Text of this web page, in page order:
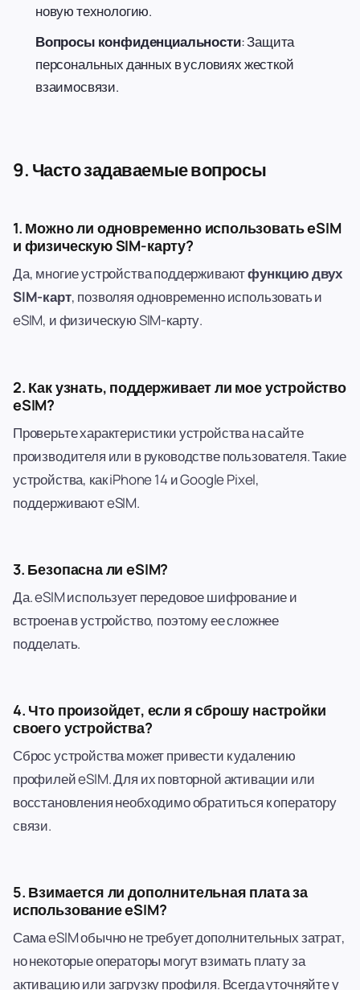
новую технологию.
Вопросы конфиденциальности: Защита
персональных данных в условиях жесткой
взаимосвязи.
9. Часто задаваемые вопросы
1. Можно ли одновременно использовать eSIM
и физическую SIM-карту?
Да, многие устройства поддерживаютфункцию двух
SIM-карт, позволяя одновременно использовать и
eSIM, и физическую SIM-карту.
2. Как узнать, поддерживает ли мое устройство
eSIM?
Проверьте характеристики устройства на сайте
производителя или в руководстве пользователя. Такие
устройства, как iPhone 14 и Google Pixel,
поддерживают eSIM.
3. Безопасна ли eSIM?
Да. eSIM использует передовое шифрование и
встроена в устройство, поэтому ее сложнее
подделать.
4. Что произойдет, если я сброшу настройки
своего устройства?
Сброс устройства может привести к удалению
профилей eSIM. Для их повторной активации или
восстановления необходимо обратиться к оператору
связи.
5. Взимается ли дополнительная плата за
использование eSIM?
Сама eSIM обычно не требует дополнительных затрат,
но некоторые операторы могут взимать плату за
активацию или загрузку профиля. Всегда уточняйте у